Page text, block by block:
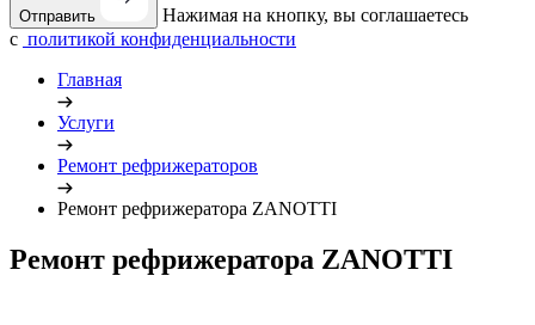
Отправить
Нажимая на кнопку, вы соглашаетесь
с политикой конфиденциальности
Главная
Услуги
Ремонт рефрижераторов
Ремонт рефрижератора ZANOTTI
Ремонт рефрижератора ZANOTTI